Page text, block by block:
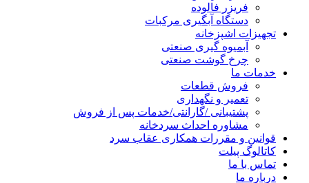
فریزر فالوده
دستگاه آبگیری مرکبات
تجهیزات اشپزخانه
آبمیوه گیری صنعتی
چرخ گوشت صنعتی
خدمات ما
فروش قطعات
تعمیر و نگهداری
پشتیبانی /گارانتی/خدمات پس از فروش
مشاوره احداث سردخانه
قوانین و مقررات همکاری عقاب سرد
کاتالوگ پیلت
تماس با ما
درباره ما